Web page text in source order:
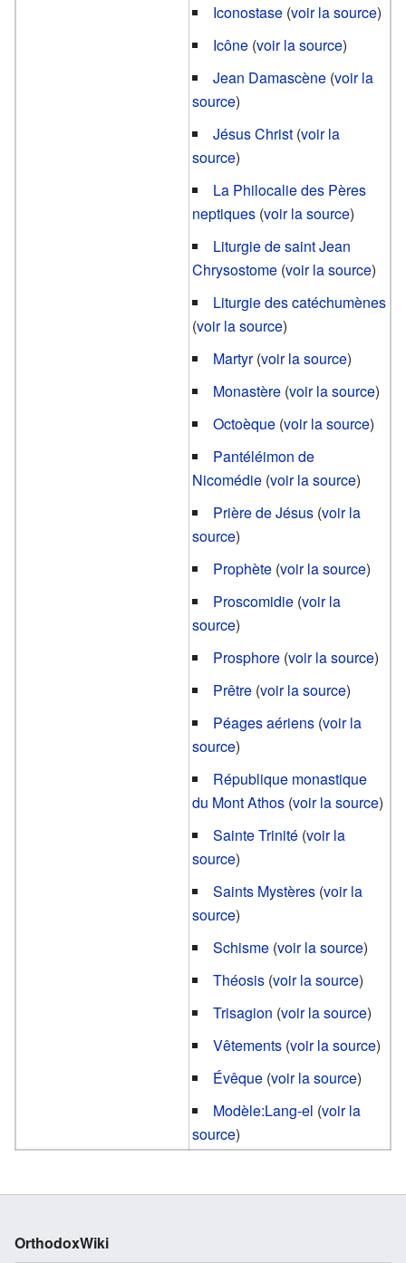
Iconostase (voir la source)
Icône (voir la source)
Jean Damascène (voir la
source)
Jésus Christ (voir la
source)
La Philocalie des Pères
neptiques (voir la source)
Liturgie de saint Jean
Chrysostome (voir la source)
Liturgie des catéchumènes
(voir la source)
Martyr(voir la source)
Monastère (voir la source)
Octoèque (voir la source)
Pantéléimon de
Nicomédie (voir la source)
Prière de Jésus (voir la
source)
Prophète (voir la source)
Proscomidie (voir la
source)
Prosphore (voir la source)
Prêtre (voir la source)
Péages aériens (voir la
source)
République monastique
du Mont Athos (voir la source)
Sainte Trinité (voir la
source)
Saints Mystères (voir la
source)
Schisme (voir la source)
Théosis (voir la source)
Trisagion (voir la source)
Vêtements (voir la source)
Évêque (voir la source)
Modèle:Lang-el (voir la
source)
OrthodoxWiki